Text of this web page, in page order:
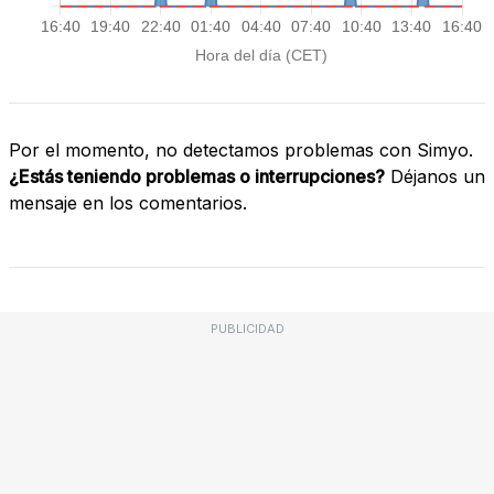
Por el momento, no detectamos problemas con Simyo.
¿Estás teniendo problemas o interrupciones? Déjanos un
mensaje en los comentarios.
PUBLICIDAD